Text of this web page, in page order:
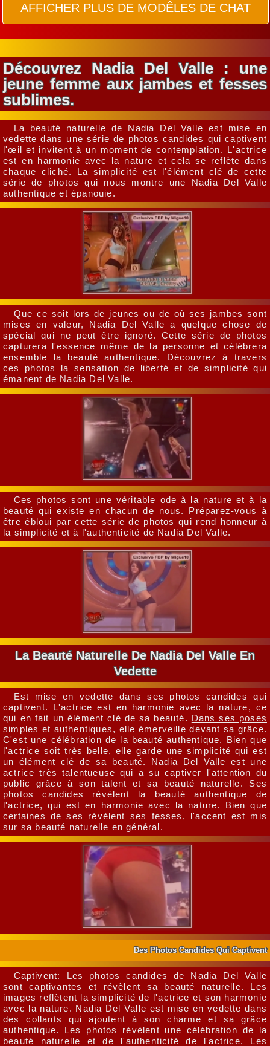
AFFICHER PLUS DE MODÊLES DE CHAT
Découvrez Nadia Del Valle : une
jeune femme aux jambes et fesses
sublimes.
La beauté naturelle de Nadia Del Valle est mise en
vedette dans une série de photos candides qui captivent
l'œil et invitent à un moment de contemplation. L'actrice
est en harmonie avec la nature et cela se reflète dans
chaque cliché. La simplicité est l'élément clé de cette
série de photos qui nous montre une Nadia Del Valle
authentique et épanouie.
Que ce soit lors de jeunes ou de où ses jambes sont
mises en valeur, Nadia Del Valle a quelque chose de
spécial qui ne peut être ignoré. Cette série de photos
capturera l'essence même de la personne et célébrera
ensemble la beauté authentique. Découvrez à travers
ces photos la sensation de liberté et de simplicité qui
émanent de Nadia Del Valle.
Ces photos sont une véritable ode à la nature et à la
beauté qui existe en chacun de nous. Préparez-vous à
être ébloui par cette série de photos qui rend honneur à
la simplicité et à l'authenticité de Nadia Del Valle.
La Beauté Naturelle De Nadia Del Valle En
Vedette
Est mise en vedette dans ses photos candides qui
captivent. L'actrice est en harmonie avec la nature, ce
qui en fait un élément clé de sa beauté. Dans ses poses
simples et authentiques, elle émerveille devant sa grâce.
C'est une célébration de la beauté authentique. Bien que
l'actrice soit très belle, elle garde une simplicité qui est
un élément clé de sa beauté. Nadia Del Valle est une
actrice très talentueuse qui a su captiver l'attention du
public grâce à son talent et sa beauté naturelle. Ses
photos candides révèlent la beauté authentique de
l'actrice, qui est en harmonie avec la nature. Bien que
certaines de ses révèlent ses fesses, l'accent est mis
sur sa beauté naturelle en général.
Des Photos Candides Qui Captivent
Captivent: Les photos candides de Nadia Del Valle
sont captivantes et révèlent sa beauté naturelle. Les
images reflètent la simplicité de l'actrice et son harmonie
avec la nature. Nadia Del Valle est mise en vedette dans
des collants qui ajoutent à son charme et sa grâce
authentique. Les photos révèlent une célébration de la
beauté naturelle et de l'authenticité de l'actrice. Les